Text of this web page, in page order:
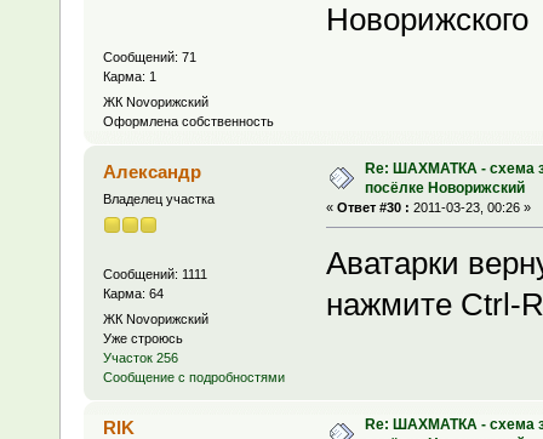
Сообщений: 71
Карма: 1
ЖК Novoрижский
Оформлена собственность
Новорижского
Александр
Владелец участка
Сообщений: 1111
Карма: 64
ЖК Novoрижский
Уже строюсь
Участок 256
Сообщение с подробностями
Re: ШАХМАТКА - схема
посёлке Новорижский
« Ответ #30 : 2011-03-23, 00:26 »
Аватарки
нажмите Ctrl-
RIK
Re: ШАХМАТКА - схема